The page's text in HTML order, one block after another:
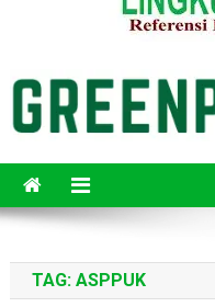
TAG: ASPPUK